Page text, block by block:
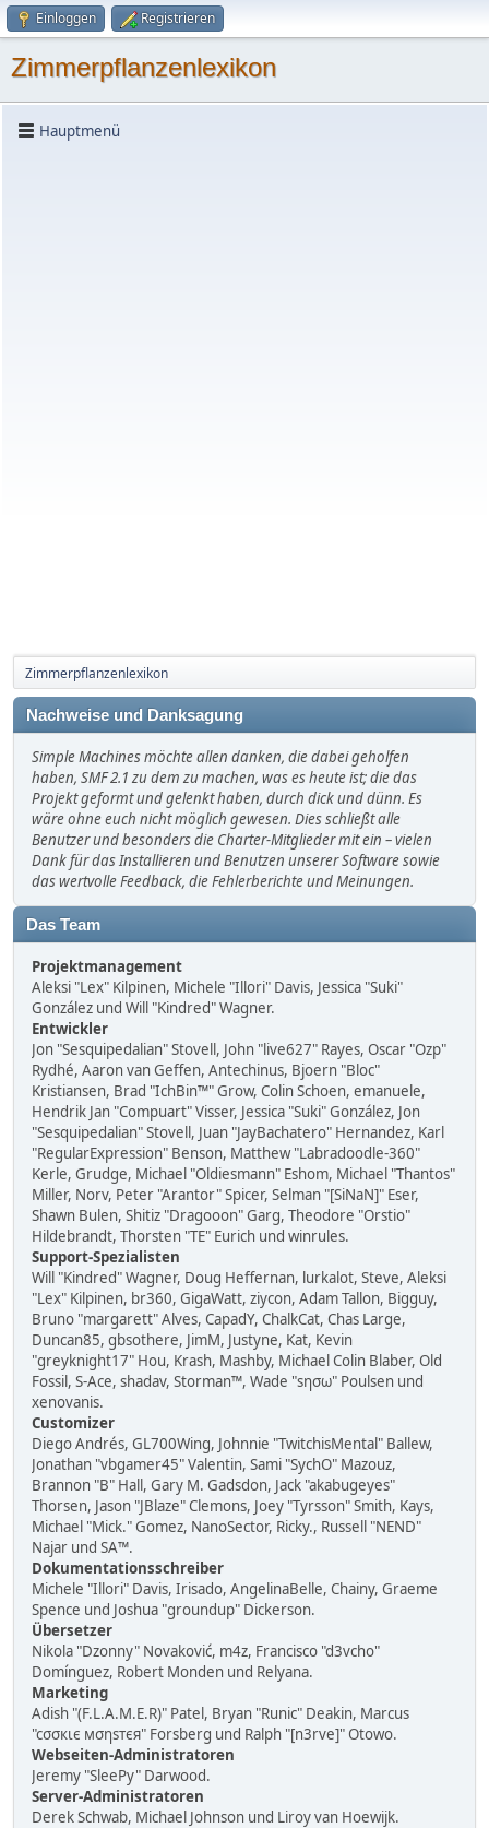
Einloggen Registrieren
Zimmerpflanzenlexikon
Hauptmenü
Zimmerpflanzenlexikon
Nachweise und Danksagung
Simple Machines möchte allen danken, die dabei geholfen
haben, SMF 2.1 zu dem zu machen, was es heute ist; die das
Projekt geformt und gelenkt haben, durch dick und dünn. Es
wäre ohne euch nicht möglich gewesen. Dies schließt alle
Benutzer und besonders die Charter-Mitglieder mit ein – vielen
Dank für das Installieren und Benutzen unserer Software sowie
das wertvolle Feedback, die Fehlerberichte und Meinungen.
Das Team
Projektmanagement
Aleksi "Lex" Kilpinen, Michele "Illori" Davis, Jessica "Suki"
González und Will "Kindred" Wagner.
Entwickler
Jon "Sesquipedalian" Stovell, John "live627" Rayes, Oscar "Ozp"
Rydhé, Aaron van Geffen, Antechinus, Bjoern "Bloc"
Kristiansen, Brad "IchBin™" Grow, Colin Schoen, emanuele,
Hendrik Jan "Compuart" Visser, Jessica "Suki" González, Jon
"Sesquipedalian" Stovell, Juan "JayBachatero" Hernandez, Karl
"RegularExpression" Benson, Matthew "Labradoodle-360"
Kerle, Grudge, Michael "Oldiesmann" Eshom, Michael "Thantos"
Miller, Norv, Peter "Arantor" Spicer, Selman "[SiNaN]" Eser,
Shawn Bulen, Shitiz "Dragooon" Garg, Theodore "Orstio"
Hildebrandt, Thorsten "TE" Eurich und winrules.
Support-Spezialisten
Will "Kindred" Wagner, Doug Heffernan, lurkalot, Steve, Aleksi
"Lex" Kilpinen, br360, GigaWatt, ziycon, Adam Tallon, Bigguy,
Bruno "margarett" Alves, CapadY, ChalkCat, Chas Large,
Duncan85, gbsothere, JimM, Justyne, Kat, Kevin
"greyknight17" Hou, Krash, Mashby, Michael Colin Blaber, Old
Fossil, S-Ace, shadav, Storman™, Wade "sησω" Poulsen und
xenovanis.
Customizer
Diego Andrés, GL700Wing, Johnnie "TwitchisMental" Ballew,
Jonathan "vbgamer45" Valentin, Sami "SychO" Mazouz,
Brannon "B" Hall, Gary M. Gadsdon, Jack "akabugeyes"
Thorsen, Jason "JBlaze" Clemons, Joey "Tyrsson" Smith, Kays,
Michael "Mick." Gomez, NanoSector, Ricky., Russell "NEND"
Najar und SA™.
Dokumentationsschreiber
Michele "Illori" Davis, Irisado, AngelinaBelle, Chainy, Graeme
Spence und Joshua "groundup" Dickerson.
Übersetzer
Nikola "Dzonny" Novaković, m4z, Francisco "d3vcho"
Domínguez, Robert Monden und Relyana.
Marketing
Adish "(F.L.A.M.E.R)" Patel, Bryan "Runic" Deakin, Marcus
"cσσкιє мσηѕтєя" Forsberg und Ralph "[n3rve]" Otowo.
Webseiten-Administratoren
Jeremy "SleePy" Darwood.
Server-Administratoren
Derek Schwab, Michael Johnson und Liroy van Hoewijk.